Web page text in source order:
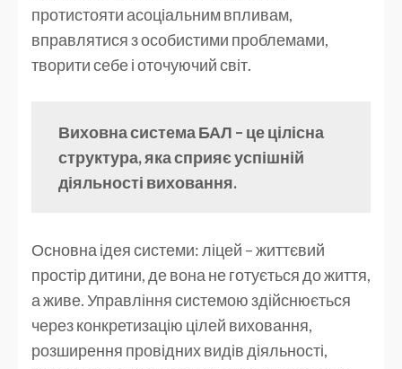
протистояти асоціальним впливам,
вправлятися з особистими проблемами,
творити себе і оточуючий світ.
Виховна система БАЛ – це цілісна
структура, яка сприяє успішній
діяльності виховання.
Основна ідея системи: ліцей – життєвий
простір дитини, де вона не готується до життя,
а живе. Управління системою здійснюється
через конкретизацію цілей виховання,
розширення провідних видів діяльності,